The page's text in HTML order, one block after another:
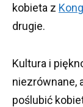
kobieta z
drugie.
Kultura i
niezrównane,
poślubić